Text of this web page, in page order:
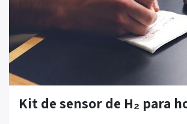
Kit de sensor de H₂ para